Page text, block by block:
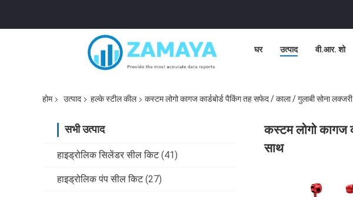
घर उत्पाद वी.आर. शो
होम उत्पाद हल्के स्टील कील कस्टम लोगो कागज कार्डबोर्ड पैकिंग तह सफेद / काला / गुलाबी सोना
सभी उत्पाद
हाइड्रोलिक सिलेंडर सील किट (41)
हाइड्रोलिक पंप सील किट (27)
कस्टम लोगो कागज
साथ